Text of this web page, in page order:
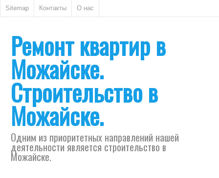
Sitemap Контакты О нас
Ремонт квартир в
Можайске.
Строительство в
Можайске.
Одним из приоритетных направлений нашей
деятельности является строительство в
Можайске.